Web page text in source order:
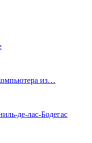
из…
де-лас-Бодегас